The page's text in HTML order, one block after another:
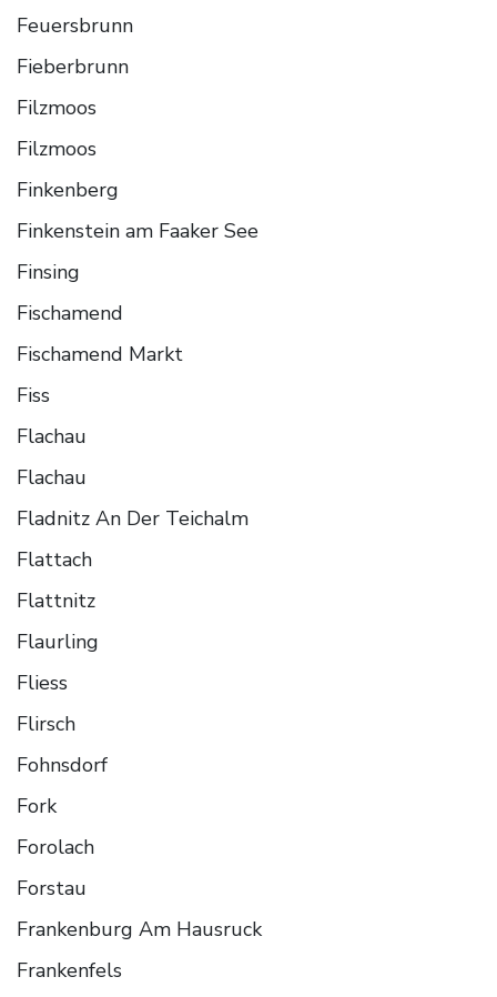
Feuersbrunn
Fieberbrunn
Filzmoos
Filzmoos
Finkenberg
Finkenstein am Faaker See
Finsing
Fischamend
Fischamend Markt
Fiss
Flachau
Flachau
Fladnitz An Der Teichalm
Flattach
Flattnitz
Flaurling
Fliess
Flirsch
Fohnsdorf
Fork
Forolach
Forstau
Frankenburg Am Hausruck
Frankenfels